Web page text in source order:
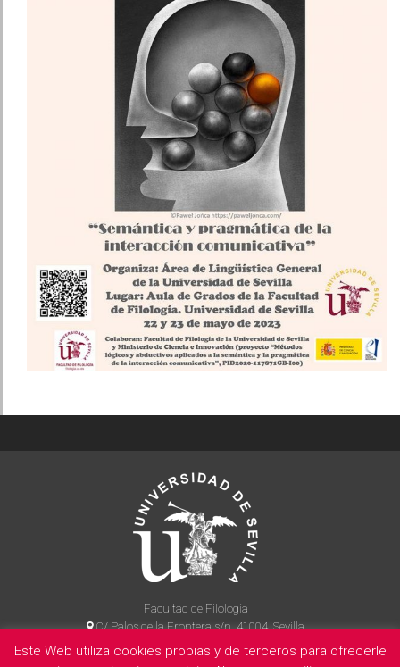
Facultad de Filología
C/ Palos de la Frontera s/n, 41004, Sevilla
954 55 14 90
Este Web utiliza cookies propias y de terceros para ofrecerle